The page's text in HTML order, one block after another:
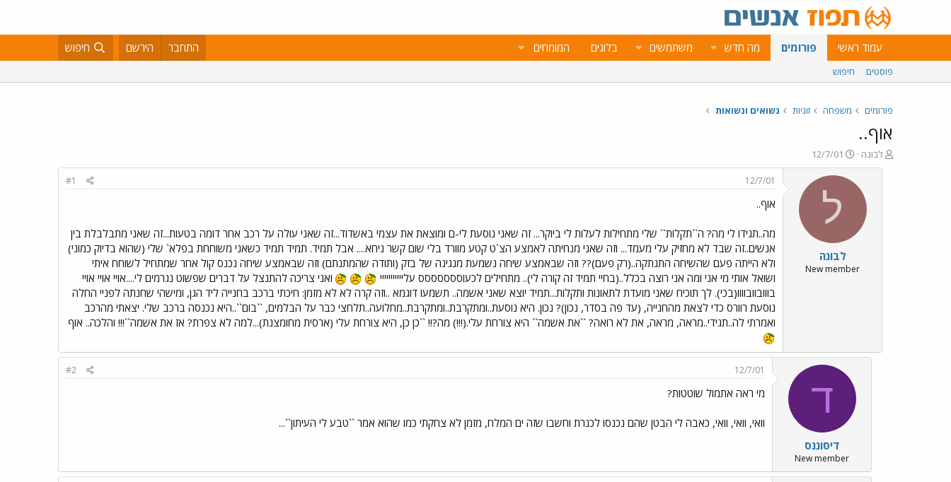
עמוד ראשי פורומים מה חדש משתמשים בלוגים המומחים התחבר הירשם חיפוש
פוסטים חיפוש
פורומים משפחה זוגיות נשואים ונשואות
אוף..
פ
ו
לבונה
פ
ו
ר
ם
ב
א
ר
י
12/7/01
ל
לבונה
New member
12/7/01
#1
אוף..
מה..תגידו לי מה? ה``תקלות`` שלי מתחילות לעלות לי ביוקר... זה שאני נוסעת לי-ם ומוצאת את עצמי באשדוד...זה שאני עולה על רכב אחר דומה בטעות...זה שאני מתבלבלת בין
אנשים..זה שבד לא מחזיק עלי מעמד... וזה שאני מנחיתה לאמצע הצ`ט קטע מוורד בלי שום קשר ניחא.... אבל תמיד. תמיד תמיד כשאני משוחחת בפלא` שלי (שהוא בדיוק כמוני)
ולא הייתה פעם שהשיחה התנתקה..(רק פעם)?? וזה שבאמצע שיחה נשמעת מנגינה של בזק (ותודה שהמתנתם) וזה שבאמצע שיחה נכנס קול אחר שמתחיל לשוחח איתי
ושואל אותי מי אני ומה אני רוצה בכלל..(בחיי תמיד זה קורה לי).. מתחילים לכעוססססססס עלייייייייייי
ואני צריכה להתנצל על דברים שפשוט נגרמים לי....אויי אויי אויי
בווובוובוווו(בכי). לך תוכיח שאני מועדת לתאונות ותקלות...תמיד יוצא שאני אשמה.. תשמעו דוגמא ..וזה קרה לא לא מזמן: חיכתי ברכב בחנייה ליד הגן, ומישהי שחנתה לפניי החלה
נוסעת רוורס כדי לצאת מהחנייה, (עד פה בסדר, נכון)? נכון. היא נוסעת..ומתקרבת..ומתקרבת..מחלועה..תלחצי כבר על הבלמים, ``בום``..היא נכנסה ברכב שלי. יצאתי מהרכב
ואמרתי לה..תגידי..מראה, מראה, את לא רואה? ``את אשמה`` היא צורחת עלי.(!!!) מה?!! ``כן כן, היא צורחת עלי (ארסית מחומצנת)...למה לא צפרת? אז את אשמה``!!! והלכה.. אוף
ד
דיסוננס
New member
12/7/01
#2
מי ראה אתמול שוטטות?
וואי, וואי, וואי, כאבה לי הבטן שהם נכנסו לכנרת וחשבו שזה ים המלח, מזמן לא צחקתי כמו שהוא אמר ``טבע לי העיתון``...